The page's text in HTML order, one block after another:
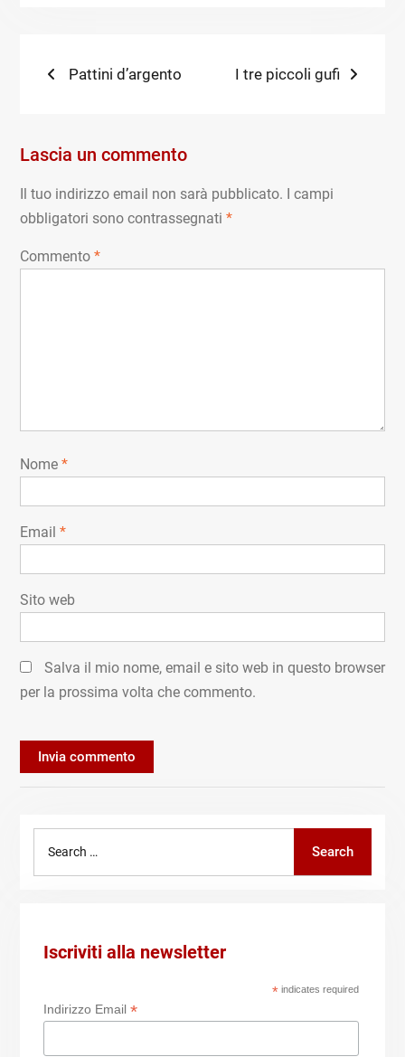
Navigazione
Previous
Pattini d’argento
Next
I tre piccoli gufi
Lascia un commento
Il tuo indirizzo email non sarà pubblicato.
I campi
obbligatori sono contrassegnati *
Commento *
Nome *
Email *
Sito web
Salva il mio nome, email e sito web in questo browser
per la prossima volta che commento.
Search
Iscriviti alla newsletter
*indicates required
Indirizzo Email *